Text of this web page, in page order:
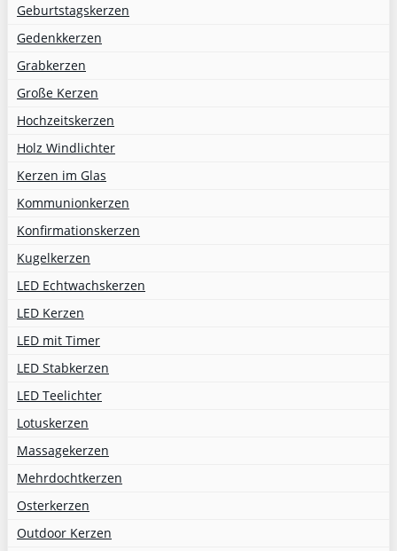
Geburtstagskerzen
Gedenkkerzen
Grabkerzen
Große Kerzen
Hochzeitskerzen
Holz Windlichter
Kerzen im Glas
Kommunionkerzen
Konfirmationskerzen
Kugelkerzen
LED Echtwachskerzen
LED Kerzen
LED mit Timer
LED Stabkerzen
LED Teelichter
Lotuskerzen
Massagekerzen
Mehrdochtkerzen
Osterkerzen
Outdoor Kerzen